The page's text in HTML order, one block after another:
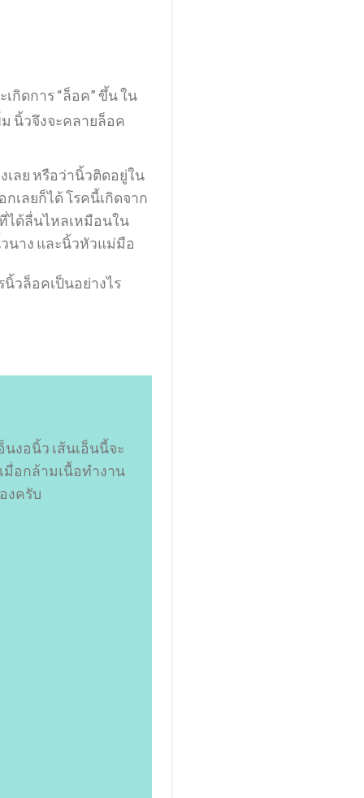
กิดการ “ล็อค” ขึ้น ใน
นิ้วจึงจะคลายล็อค
เลย หรือว่านิ้วติดอยู่ใน
เลยก็ได้ โรคนี้เกิดจาก
ได้ลื่นไหลเหมือนใน
นาง และนิ้วหัวแม่มือ
วล็อคเป็นอย่างไร
งอนิ้ว เส้นเอ็นนี้จะ
มื่อกล้ามเนื้อทำงาน
งครับ